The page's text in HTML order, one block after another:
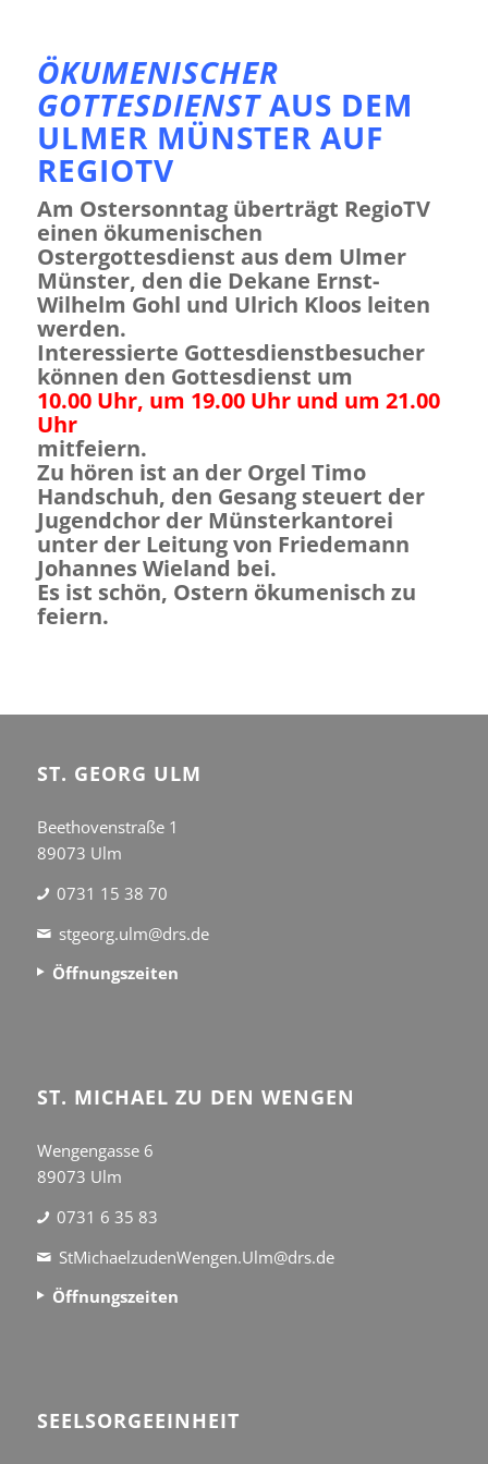
ÖKUMENISCHER
GOTTESDIENSTAUS DEM
ULMER MÜNSTER AUF
REGIOTV
Am Ostersonntag überträgt RegioTV
einen ökumenischen
Ostergottesdienst aus dem Ulmer
Münster, den die Dekane Ernst-
Wilhelm Gohl und Ulrich Kloos leiten
werden.
Interessierte Gottesdienstbesucher
können den Gottesdienst um
10.00 Uhr, um 19.00 Uhr und um 21.00
Uhr
mitfeiern.
Zu hören ist an der Orgel Timo
Handschuh, den Gesang steuert der
Jugendchor der Münsterkantorei
unter der Leitung von Friedemann
Johannes Wieland bei.
Es ist schön, Ostern ökumenisch zu
feiern.
ST. GEORG ULM
Beethovenstraße 1
89073 Ulm
0731 15 38 70
stgeorg.ulm@drs.de
Öffnungszeiten
ST. MICHAEL ZU DEN WENGEN
Wengengasse 6
89073 Ulm
0731 6 35 83
StMichaelzudenWengen.Ulm@drs.de
Öffnungszeiten
SEEL­SORGE­EINHEIT